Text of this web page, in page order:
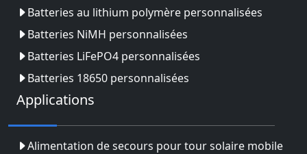
Batteries au lithium polymère personnalisées
Batteries NiMH personnalisées
Batteries LiFePO4 personnalisées
Batteries 18650 personnalisées
Applications
Alimentation de secours pour tour solaire mobile